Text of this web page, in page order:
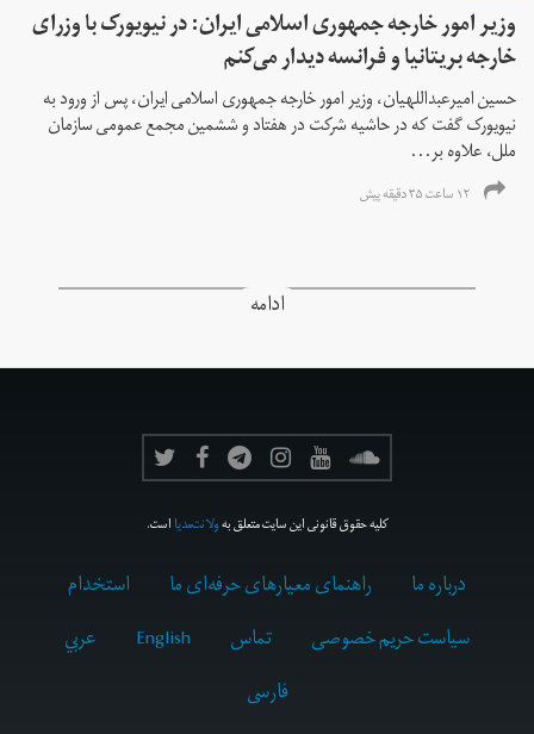
وزیر امور خارجه جمهوری اسلامی ایران: در نیویورک با وزرای
خارجه بریتانیا و فرانسه دیدار می‌کنم
حسین امیرعبداللهیان، وزیر امور خارجه جمهوری اسلامی ایران، پس از ورود به
نیویورک گفت که در حاشیه شرکت در هفتاد و ششمین مجمع عمومی سازمان
ملل، علاوه بر...
۱۲ ساعت ۳۵ دقیقه پیش
ادامه
کلیه حقوق قانونی این سایت متعلق بهولانت‌مدیااست.
درباره ما راهنمای معیارهای حرفه‌ای ما
استخدام
سیاست حریم خصوصی
تماس English
عربي
فارسى